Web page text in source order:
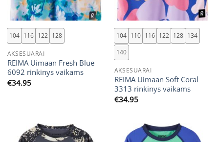
104 116 122 128
AKSESUARAI
REIMA Uimaan Fresh Blue
6092 rinkinys vaikams
€34.95
104 110 116 122 128 134
140
AKSESUARAI
REIMA Uimaan Soft Coral
3313 rinkinys vaikams
€34.95